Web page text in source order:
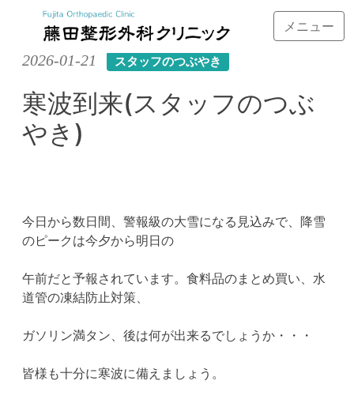
メニュー
2026-01-21 スタッフのつぶやき
寒波到来(スタッフのつぶ
やき)
今日から数日間、警報級の大雪になる見込みで、降雪
のピークは今夕から明日の
午前だと予報されています。食料品のまとめ買い、水
道管の凍結防止対策、
ガソリン満タン、後は何が出来るでしょうか・・・
皆様も十分に寒波に備えましょう。